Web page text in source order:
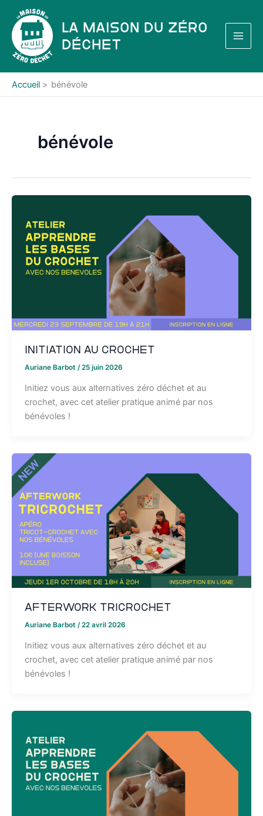
contenu
La Maison du Zéro
Déchet
Accueil bénévole
bénévole
Initiation au crochet
Auriane Barbot /25 juin 2026
Initiez vous aux alternatives zéro déchet et au
crochet, avec cet atelier pratique animé par nos
bénévoles !
Afterwork Tricrochet
Auriane Barbot /22 avril 2026
Initiez vous aux alternatives zéro déchet et au
crochet, avec cet atelier pratique animé par nos
bénévoles !